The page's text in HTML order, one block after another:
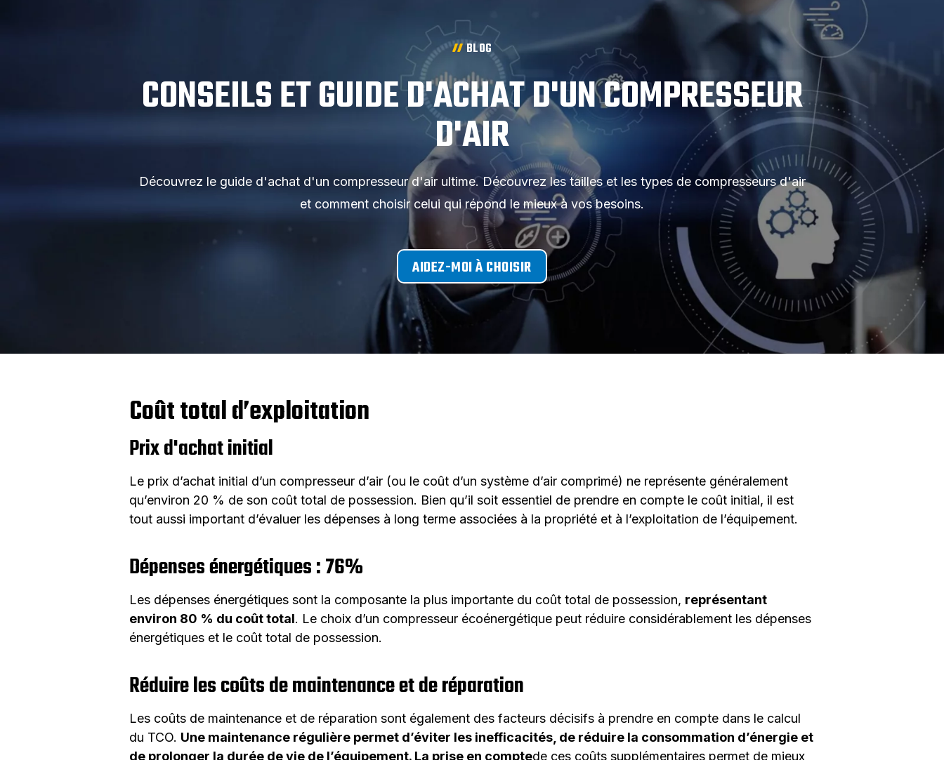
BLOG
CONSEILS ET GUIDE D'ACHAT D'UN COMPRESSEUR
D'AIR
Découvrez le guide d'achat d'un compresseur d'air ultime. Découvrez les tailles et les types de compresseurs d'air
et comment choisir celui qui répond le mieux à vos besoins.
AIDEZ-MOI À CHOISIR
Coût total d’exploitation
Prix d'achat initial
Le prix d’achat initial d’un compresseur d’air (ou le coût d’un système d’air comprimé) ne représente généralement
qu’environ 20 % de son coût total de possession. Bien qu’il soit essentiel de prendre en compte le coût initial, il est
tout aussi important d’évaluer les dépenses à long terme associées à la propriété et à l’exploitation de l’équipement.
Dépenses énergétiques : 76%
Les dépenses énergétiques sont la composante la plus importante du coût total de possession, représentant
environ 80 % du coût total. Le choix d’un compresseur écoénergétique peut réduire considérablement les dépenses
énergétiques et le coût total de possession.
Réduire les coûts de maintenance et de réparation
Les coûts de maintenance et de réparation sont également des facteurs décisifs à prendre en compte dans le calcul
du TCO. Une maintenance régulière permet d’éviter les inefficacités, de réduire la consommation d’énergie et
de prolonger la durée de vie de l’équipement. La prise en comptede ces coûts supplémentaires permet de mieux